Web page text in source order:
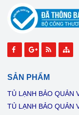
SẢN PHẨM
TỦ LẠNH BẢO QUẢN
TỦ LẠNH BẢO QUẢN